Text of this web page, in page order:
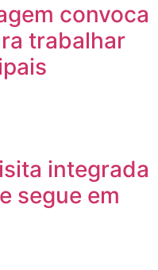
convoca
trabalhar
integrada
segue em